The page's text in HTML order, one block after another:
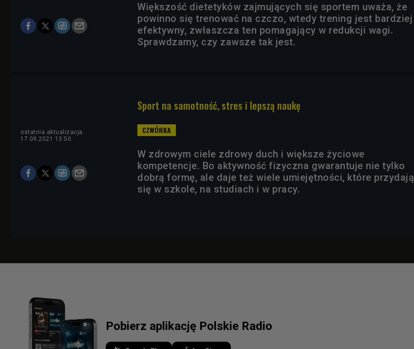
Większość dietetyków zajmujących się sportem uważa, że
powinno się trenować na czczo, wtedy trening jest bardziej
efektywny, zwłaszcza ten pomagający w redukcji wagi.
Sprawdzamy, czy zawsze tak jest.
Sport na samotność, stres i lepszą naukę
ostatnia aktualizacja:
17.09.2021 13:50
W zdrowym ciele zdrowy duch i większe życiowe
kompetencje. Bo aktywność fizyczna gwarantuje nie tylko
dobrą formę, ale daje też wiele umiejętności, które przydają
się w szkole, na studiach i w pracy.
Pobierz aplikację Polskie Radio